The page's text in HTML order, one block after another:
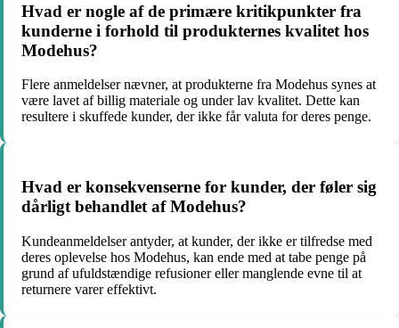
Hvad er nogle af de primære kritikpunkter fra
kunderne i forhold til produkternes kvalitet hos
Modehus?
Flere anmeldelser nævner, at produkterne fra Modehus synes at
være lavet af billig materiale og under lav kvalitet. Dette kan
resultere i skuffede kunder, der ikke får valuta for deres penge.
Hvad er konsekvenserne for kunder, der føler sig
dårligt behandlet af Modehus?
Kundeanmeldelser antyder, at kunder, der ikke er tilfredse med
deres oplevelse hos Modehus, kan ende med at tabe penge på
grund af ufuldstændige refusioner eller manglende evne til at
returnere varer effektivt.